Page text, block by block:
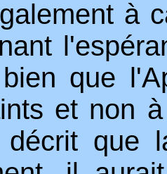
à
que
et non
décrit que